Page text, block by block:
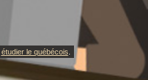
étudier le québécois